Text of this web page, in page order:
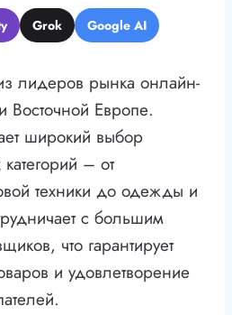
Grok Google AI
лидеров рынка онлайн-
Восточной Европе.
широкий выбор
– от
техники до одежды и
с большим
что гарантирует
и удовлетворение